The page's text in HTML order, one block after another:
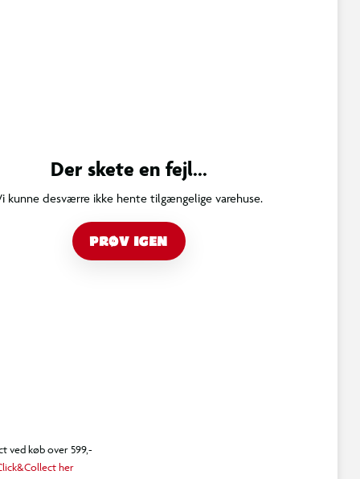
Der skete en fejl...
kunne desværre ikke hente tilgængelige varehuse.
PRØV IGEN
ved køb over 599,-
her